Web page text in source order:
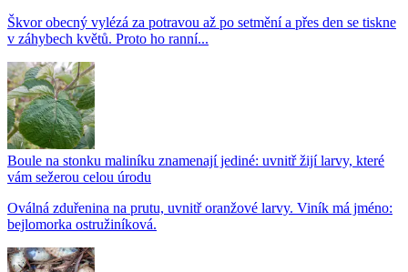
Škvor obecný vylézá za potravou až po setmění a přes den se tiskne
v záhybech květů. Proto ho ranní...
Boule na stonku maliníku znamenají jediné: uvnitř žijí larvy, které
vám sežerou celou úrodu
Oválná zduřenina na prutu, uvnitř oranžové larvy. Viník má jméno:
bejlomorka ostružiníková.